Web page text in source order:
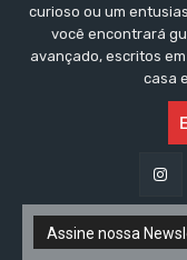
curioso ou um
você encontrará
avançado, escritos
casa
Assine nossa